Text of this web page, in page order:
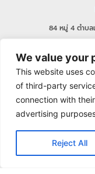
We value your
This website uses
of third-party
connection with
advertising
Reject All
84 หมู่ 4 ตำบล
ห้องพัก อาห
การเดินทาง
จัด